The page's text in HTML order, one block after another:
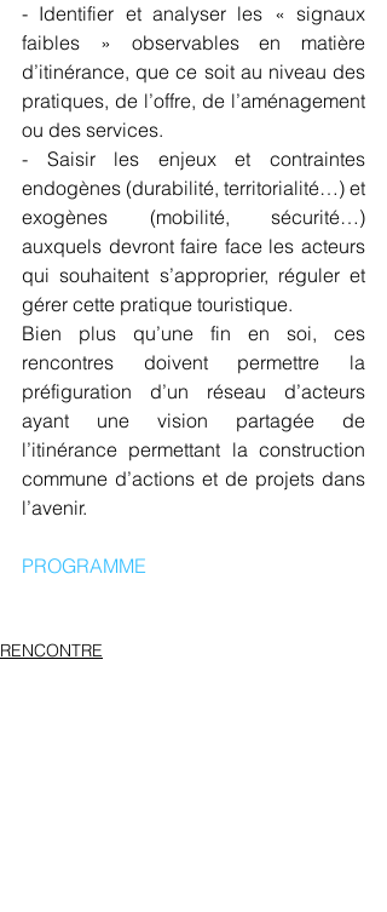
- Identifier et analyser les « signaux
faibles » observables en matière
d’itinérance, que ce soit au niveau des
pratiques, de l’offre, de l’aménagement
ou des services.
- Saisir les enjeux et contraintes
endogènes (durabilité, territorialité…) et
exogènes (mobilité, sécurité…)
auxquels devront faire face les acteurs
qui souhaitent s’approprier, réguler et
gérer cette pratique touristique.
Bien plus qu’une fin en soi, ces
rencontres doivent permettre la
préfiguration d’un réseau d’acteurs
ayant une vision partagée de
l’itinérance permettant la construction
commune d’actions et de projets dans
l’avenir.
PROGRAMME
RENCONTRE